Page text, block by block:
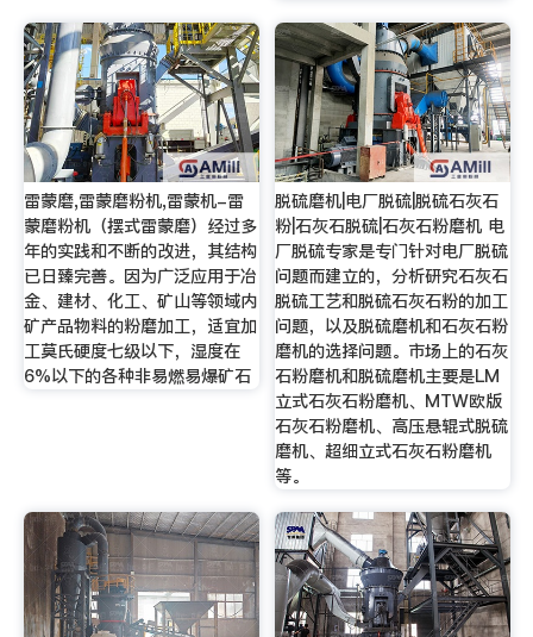
雷蒙磨,雷蒙磨粉机,雷蒙机-雷
蒙磨粉机（摆式雷蒙磨）经过多
年的实践和不断的改进，其结构
已日臻完善。因为广泛应用于冶
金、建材、化工、矿山等领域内
矿产品物料的粉磨加工，适宜加
工莫氏硬度七级以下，湿度在
6%以下的各种非易燃易爆矿石
脱硫磨机|电厂脱硫|脱硫石灰石
粉|石灰石脱硫|石灰石粉磨机 电
厂脱硫专家是专门针对电厂脱硫
问题而建立的，分析研究石灰石
脱硫工艺和脱硫石灰石粉的加工
问题，以及脱硫磨机和石灰石粉
磨机的选择问题。市场上的石灰
石粉磨机和脱硫磨机主要是LM
立式石灰石粉磨机、MTW欧版
石灰石粉磨机、高压悬辊式脱硫
磨机、超细立式石灰石粉磨机
等。